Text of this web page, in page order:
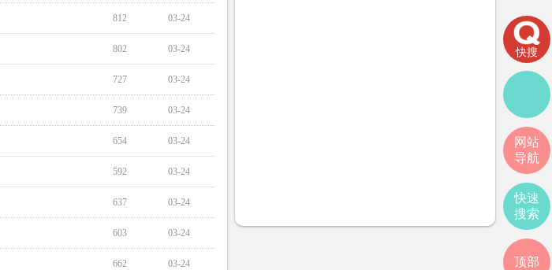
03-24
812
03-24
802
03-24
727
03-24
739
03-24
654
03-24
592
03-24
637
03-24
603
03-24
662
快搜
网站
导航
快速
搜索
顶部